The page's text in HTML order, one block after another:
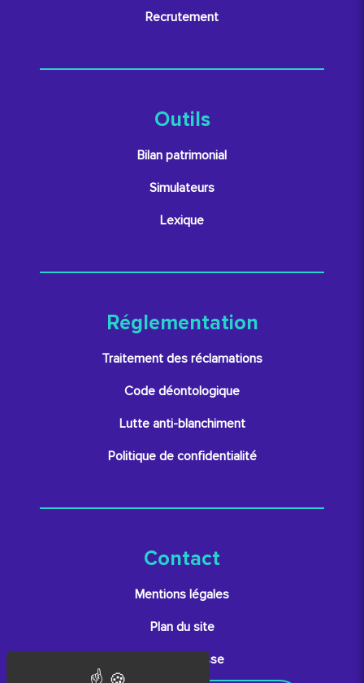
Recrutement
Outils
Bilan patrimonial
Simulateurs
Lexique
Réglementation
Traitement des réclamations
Code déontologique
Lutte anti-blanchiment
Politique de confidentialité
Contact
Mentions légales
Plan du site
Espace presse